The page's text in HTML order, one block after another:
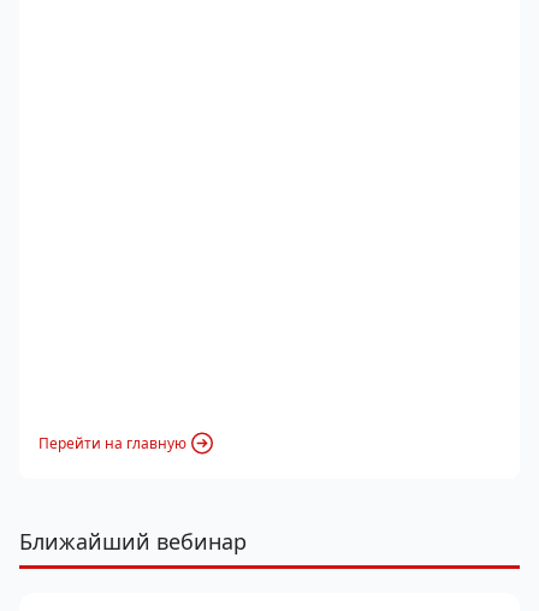
Перейти на главную
Ближайший вебинар